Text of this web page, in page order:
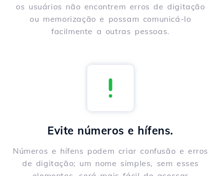
os usuários não encontrem erros de digitação
ou memorização e possam comunicá-lo
facilmente a outras pessoas.
Evite números e hífens.
Números e hífens podem criar confusão e erros
de digitação; um nome simples, sem esses